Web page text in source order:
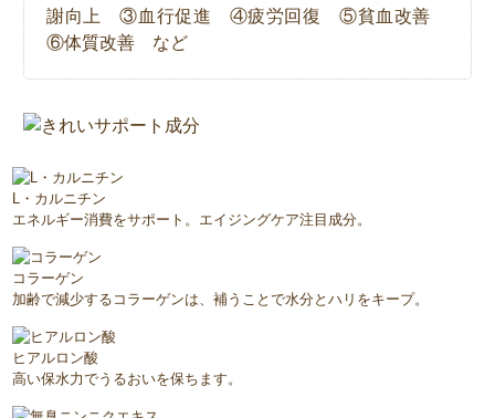
謝向上 ③血行促進 ④疲労回復 ⑤貧血改善
⑥体質改善 など
L・カルニチン
エネルギー消費をサポート。エイジングケア注目成分。
コラーゲン
加齢で減少するコラーゲンは、補うことで水分とハリをキープ。
ヒアルロン酸
高い保水力でうるおいを保ちます。